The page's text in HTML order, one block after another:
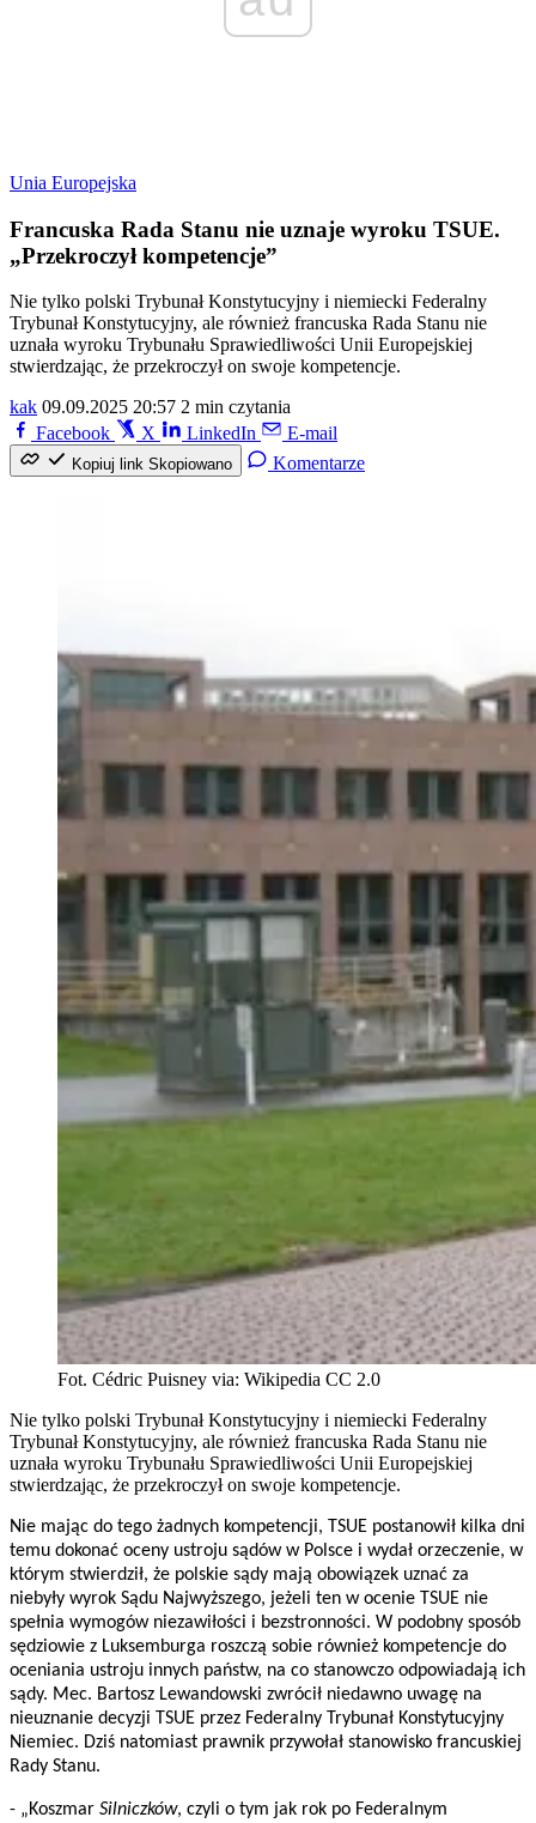
Unia Europejska
Francuska Rada Stanu nie uznaje wyroku TSUE.
„Przekroczył kompetencje”
Nie tylko polski Trybunał Konstytucyjny i niemiecki Federalny
Trybunał Konstytucyjny, ale również francuska Rada Stanu nie
uznała wyroku Trybunału Sprawiedliwości Unii Europejskiej
stwierdzając, że przekroczył on swoje kompetencje.
kak 09.09.2025 20:57 2 min czytania
Facebook
X LinkedIn E-mail
Kopiuj link Skopiowano Komentarze
Fot. Cédric Puisney via: Wikipedia CC 2.0
Nie tylko polski Trybunał Konstytucyjny i niemiecki Federalny
Trybunał Konstytucyjny, ale również francuska Rada Stanu nie
uznała wyroku Trybunału Sprawiedliwości Unii Europejskiej
stwierdzając, że przekroczył on swoje kompetencje.
Nie mając do tego żadnych kompetencji, TSUE postanowił kilka dni
temu dokonać oceny ustroju sądów w Polsce i wydał orzeczenie, w
którym stwierdził, że polskie sądy mają obowiązek uznać za
niebyły wyrok Sądu Najwyższego, jeżeli ten w ocenie TSUE nie
spełnia wymogów niezawiłości i bezstronności. W podobny sposób
sędziowie z Luksemburga roszczą sobie również kompetencje do
oceniania ustroju innych państw, na co stanowczo odpowiadają ich
sądy. Mec. Bartosz Lewandowski zwrócił niedawno uwagę na
nieuznanie decyzji TSUE przez Federalny Trybunał Konstytucyjny
Niemiec. Dziś natomiast prawnik przywołał stanowisko francuskiej
Rady Stanu.
- „Koszmar Silniczków, czyli o tym jak rok po Federalnym